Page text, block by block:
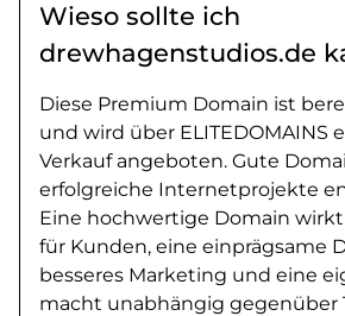
Wieso sollte ich
drewhagenstudios.de
Diese Premium Domain ist
und wird über ELITEDOMAINS
Verkauf angeboten. Gute
erfolgreiche Internetprojekte
Eine hochwertige Domain
für Kunden, eine einprägsame
besseres Marketing und eine
macht unabhängig gegenüber